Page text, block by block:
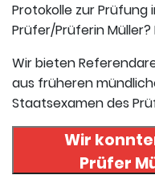
Protokolle zur Prüfung
Prüfer/Prüferin
Wir bieten
aus früheren
Staatsexamen des
Wir
Prüfer